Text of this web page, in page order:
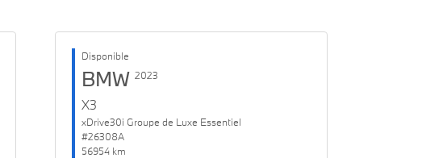
Disponible
BMW 2023
X3
xDrive30i Groupe de Luxe Essentiel
#26308A
56954 km